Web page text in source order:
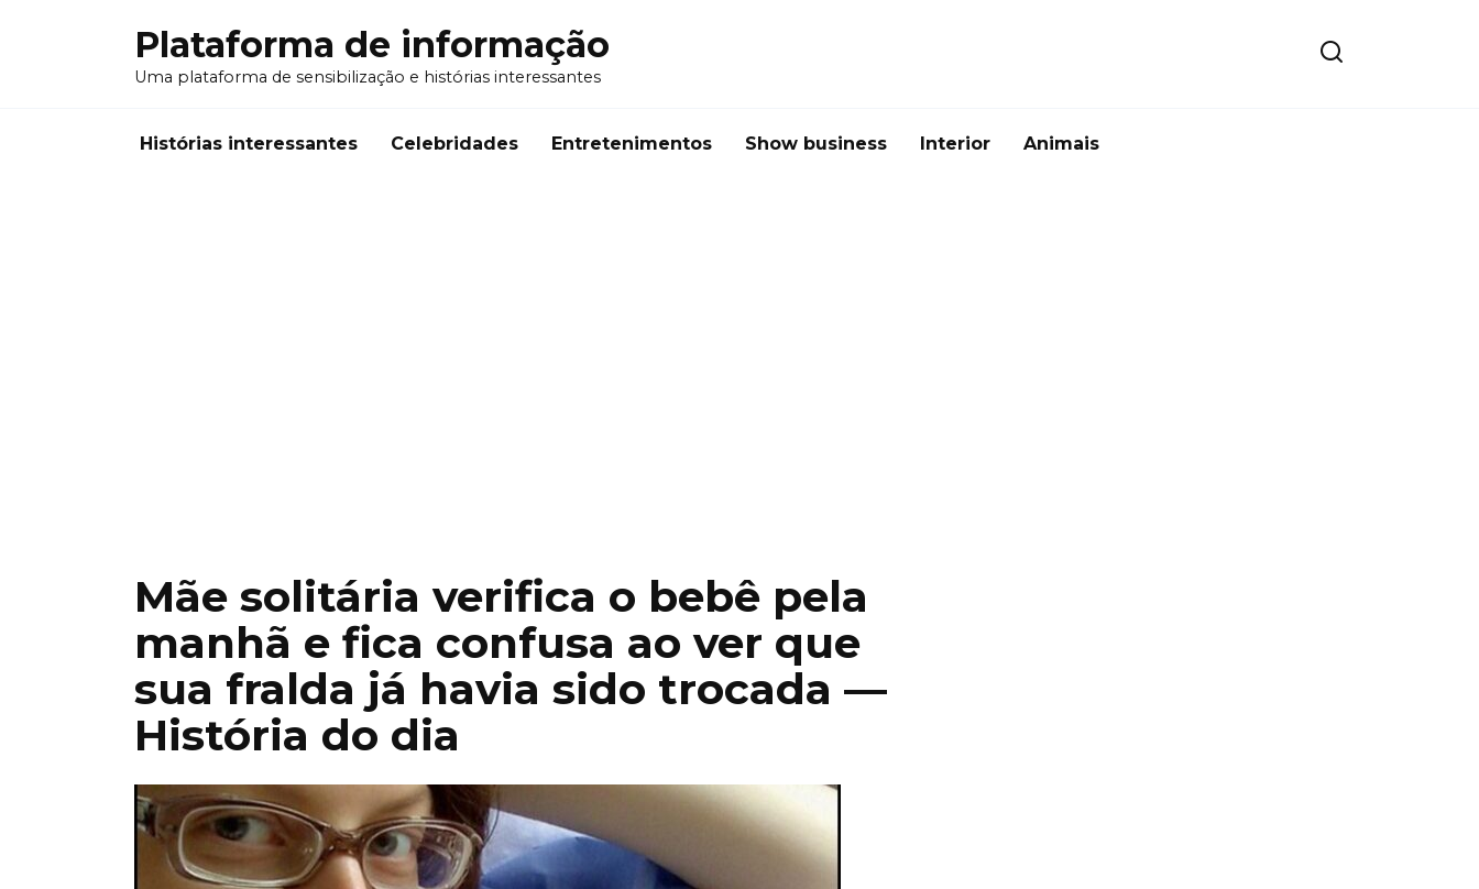
Plataforma de informação
Uma plataforma de sensibilização e histórias interessantes
Histórias interessantes Celebridades Entretenimentos Show business Interior Animais
Mãe solitária verifica o bebê pela
manhã e fica confusa ao ver que
sua fralda já havia sido trocada —
História do dia